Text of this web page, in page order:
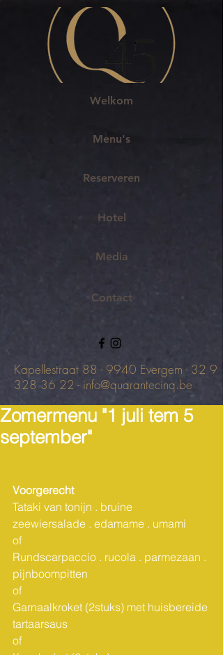
Welkom
Menu's
Reserveren
Hotel
Media
Contact
Kapellestraat 88 - 9940 Evergem - 32 9
328 36 22 - info@quarantecinq.be
Zomermenu "1 juli tem 5
september"
Voorgerecht
Tataki van tonijn . bruine
zeewiersalade . edamame . umami
Rundscarpaccio . rucola . parmezaan .
pijnboompitten
Garnaalkroket (2stuks) met huisbereide